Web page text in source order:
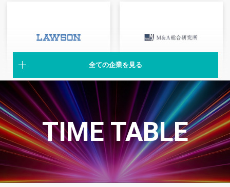
ローソン Ｍ＆Ａ総合研究所
全ての企業を見る
TIME TABLE